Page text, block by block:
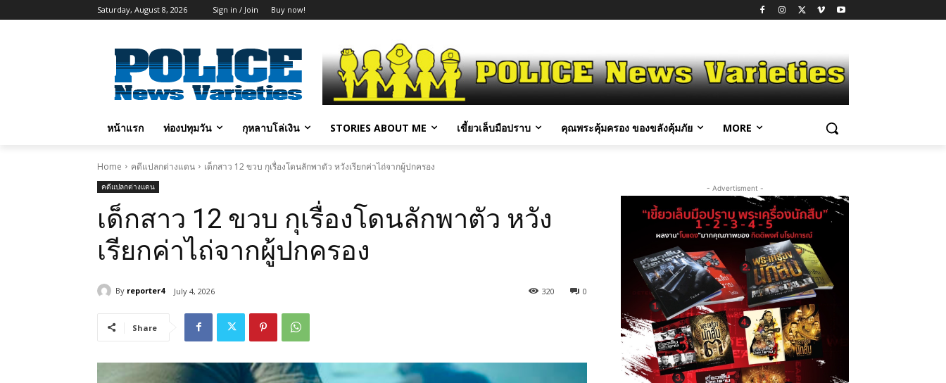
Saturday, August 8, 2026 Sign in / Join Buy now!
หน้าแรก ท่องปทุมวัน กุหลาบโล่เงิน STORIES ABOUT ME เขี้ยวเล็บมือปราบ คุณพระคุ้มครอง ของขลังคุ้มภัย MORE
Home คดีแปลกต่างแดน เด็กสาว 12 ขวบ กุเรื่องโดนลักพาตัว หวังเรียกค่าไถ่จากผู้ปกครอง
คดีแปลกต่างแดน
เด็กสาว 12 ขวบ กุเรื่องโดนลักพาตัว หวัง
เรียกค่าไถ่จากผู้ปกครอง
By reporter4 July 4, 2026 0
320
Share
- Advertisment -